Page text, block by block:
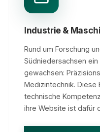
Industrie &
Rund um Forschung
Südniedersachsen
gewachsen:
Medizintechnik. Diese
technische
ihre Website ist dafür